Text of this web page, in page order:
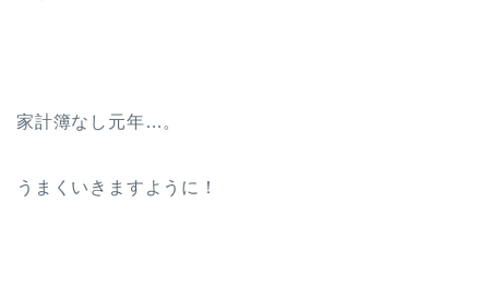
家計簿なし元年…。
うまくいきますように！